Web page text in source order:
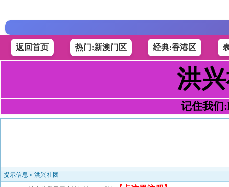
返回首页 热门:新澳门区 经典:香港区
洪
记住我们
提示信息 » 洪兴社团